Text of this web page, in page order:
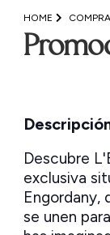
HOME
Descubre
exclusiva
Engordany,
se unen